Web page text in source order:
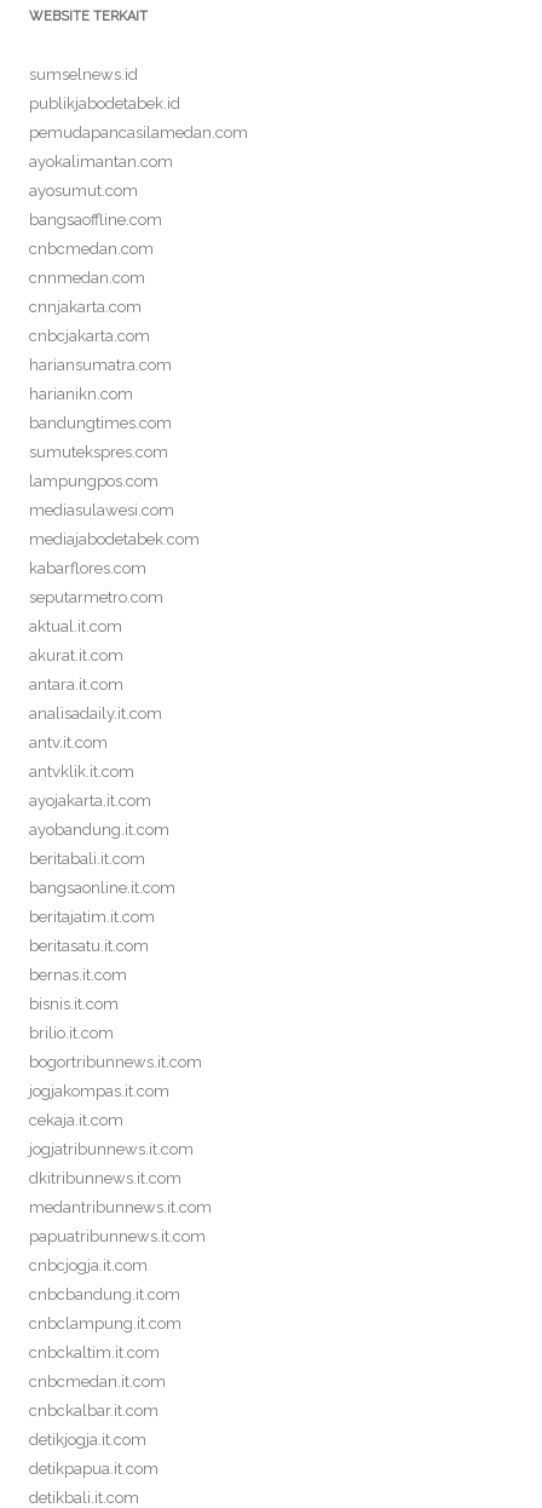
WEBSITE TERKAIT
sumselnews.id
publikjabodetabek.id
pemudapancasilamedan.com
ayokalimantan.com
ayosumut.com
bangsaoffline.com
cnbcmedan.com
cnnmedan.com
cnnjakarta.com
cnbcjakarta.com
hariansumatra.com
harianikn.com
bandungtimes.com
sumutekspres.com
lampungpos.com
mediasulawesi.com
mediajabodetabek.com
kabarflores.com
seputarmetro.com
aktual.it.com
akurat.it.com
antara.it.com
analisadaily.it.com
antv.it.com
antvklik.it.com
ayojakarta.it.com
ayobandung.it.com
beritabali.it.com
bangsaonline.it.com
beritajatim.it.com
beritasatu.it.com
bernas.it.com
bisnis.it.com
brilio.it.com
bogortribunnews.it.com
jogjakompas.it.com
cekaja.it.com
jogjatribunnews.it.com
dkitribunnews.it.com
medantribunnews.it.com
papuatribunnews.it.com
cnbcjogja.it.com
cnbcbandung.it.com
cnbclampung.it.com
cnbckaltim.it.com
cnbcmedan.it.com
cnbckalbar.it.com
detikjogja.it.com
detikpapua.it.com
detikbali.it.com